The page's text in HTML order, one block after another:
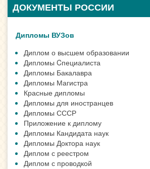
ДОКУМЕНТЫ РОССИИ
Дипломы ВУЗов
Диплом о высшем образовании
Дипломы Cпециалиста
Дипломы Бакалавра
Дипломы Магистра
Красные дипломы
Дипломы для иностранцев
Дипломы СССР
Приложение к диплому
Дипломы Кандидата наук
Дипломы Доктора наук
Диплом с реестром
Диплом с проводкой